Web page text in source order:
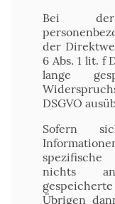
Bei der
der
6 Abs. 1 lit. f
lange
DSGVO
Sofern
nichts
Übrigen